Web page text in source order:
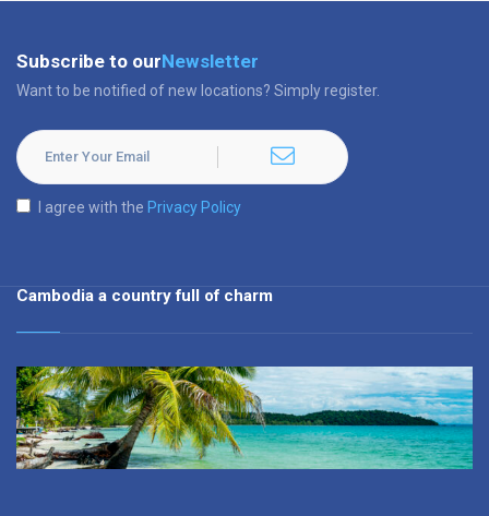
Subscribe to ourNewsletter
Want to be notified of new locations? Simply register.
I agree with the Privacy Policy
Cambodia a country full of charm